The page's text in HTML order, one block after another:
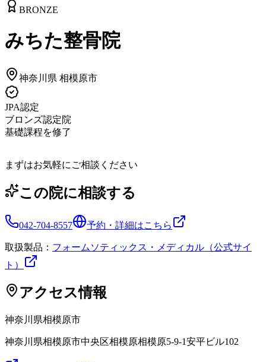
BRONZE
みちた整骨院
神奈川県 相模原市
JPA認定
ブロンズ認定院
基礎課程を修了
まずはお気軽にご相談ください
この院に相談する
042-704-8557 予約・詳細はこちら
取扱製品： フォームソティックス・メディカル（公式サイ
ト）
アクセス情報
神奈川県相模原市
神奈川県相模原市中央区相模原相模原5-9-1安平ビル102